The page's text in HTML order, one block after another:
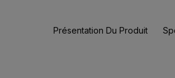
Présentation Du Produit